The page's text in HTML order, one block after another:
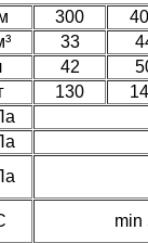
300
33
42
130
min